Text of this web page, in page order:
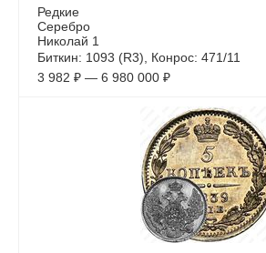
Редкие
Серебро
Николай 1
Биткин: 1093 (R3), Конрос: 471/11
3 982 ₽ — 6 980 000 ₽